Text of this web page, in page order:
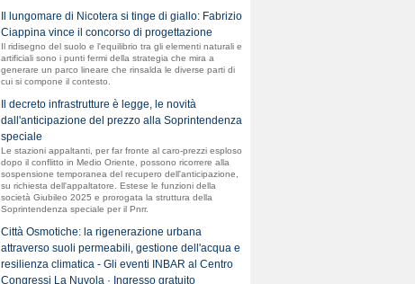
Il lungomare di Nicotera si tinge di giallo: Fabrizio
Ciappina vince il concorso di progettazione
Il ridisegno del suolo e l'equilibrio tra gli elementi naturali e
artificiali sono i punti fermi della strategia che mira a
generare un parco lineare che rinsalda le diverse parti di
cui si compone il contesto.
Il decreto infrastrutture è legge, le novità
dall'anticipazione del prezzo alla Soprintendenza
speciale
Le stazioni appaltanti, per far fronte al caro-prezzi esploso
dopo il conflitto in Medio Oriente, possono ricorrere alla
sospensione temporanea del recupero dell'anticipazione,
su richiesta dell'appaltatore. Estese le funzioni della
società Giubileo 2025 e prorogata la struttura della
Soprintendenza speciale per il Pnrr.
Città Osmotiche: la rigenerazione urbana
attraverso suoli permeabili, gestione dell'acqua e
resilienza climatica - Gli eventi INBAR al Centro
Congressi La Nuvola · Ingresso gratuito